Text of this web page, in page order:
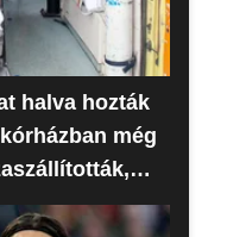
halva hozták
még
idős nő